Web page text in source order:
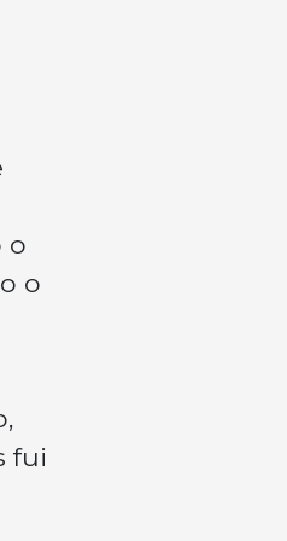
o
o
fui